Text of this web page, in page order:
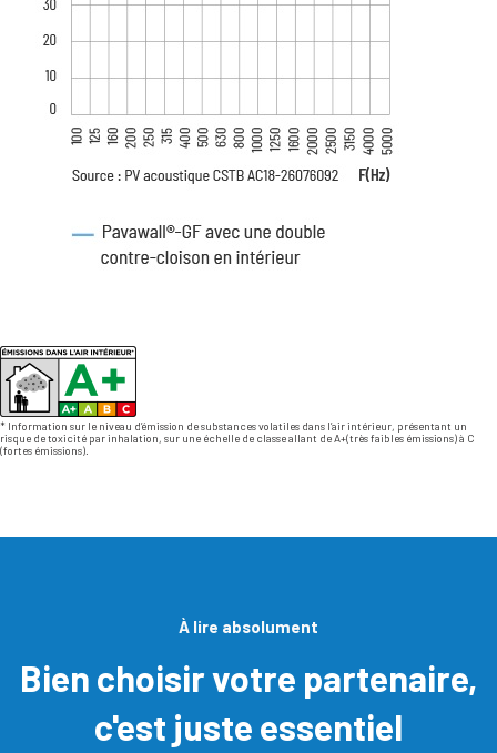
* Information sur le niveau d’émission de substances volatiles dans l’air intérieur, présentant un
risque de toxicité par inhalation, sur une échelle de classe allant de A+(très faibles émissions) à C
(fortes émissions).
À lire absolument
Bien choisir votre partenaire,
c'est juste essentiel